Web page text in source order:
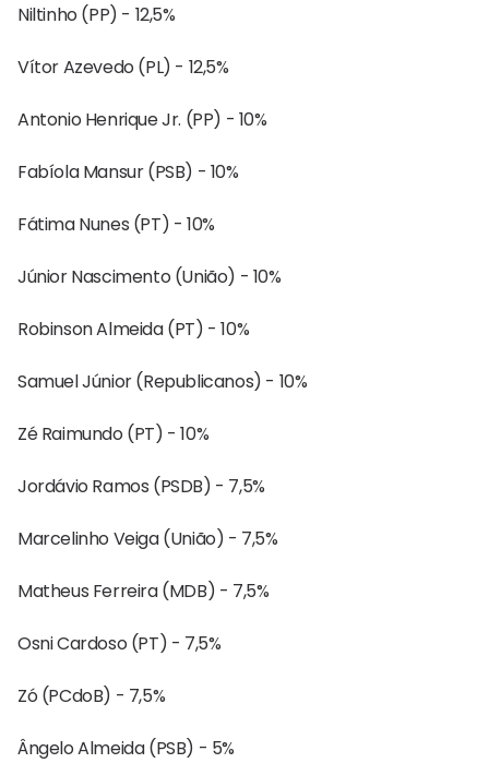
Niltinho (PP) - 12,5%
Vítor Azevedo (PL) - 12,5%
Antonio Henrique Jr. (PP) - 10%
Fabíola Mansur (PSB) - 10%
Fátima Nunes (PT) - 10%
Júnior Nascimento (União) - 10%
Robinson Almeida (PT) - 10%
Samuel Júnior (Republicanos) - 10%
Zé Raimundo (PT) - 10%
Jordávio Ramos (PSDB) - 7,5%
Marcelinho Veiga (União) - 7,5%
Matheus Ferreira (MDB) - 7,5%
Osni Cardoso (PT) - 7,5%
Zó (PCdoB) - 7,5%
Ângelo Almeida (PSB) - 5%